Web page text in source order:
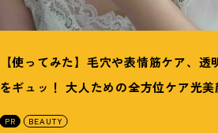
【使ってみた】毛穴や表情筋ケア、
をギュッ ！ 大人ための全方位ケア光美
PR BEAUTY